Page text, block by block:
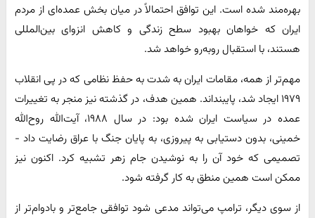
بهره‌مند شده است. این توافق احتمالاً در میان بخش عمده‌ای از مردم
ایران که خواهان بهبود سطح زندگی و کاهش انزوای بین‌المللی
هستند، با استقبال روبه‌رو خواهد شد.
مهم‌تر از همه، مقامات ایران به شدت به حفظ نظامی که در پی انقلاب
۱۹۷۹ ایجاد شد، پایبنداند. همین هدف، در گذشته نیز منجر به تغییرات
عمده در سیاست ایران شده بود: در سال ۱۹۸۸، آیت‌الله روح‌الله
خمینی، بدون دستیابی به پیروزی، به پایان جنگ با عراق رضایت داد -
تصمیمی که خود آن را به نوشیدن جام زهر تشبیه کرد. اکنون نیز
ممکن است همین منطق به کار گرفته شود.
از سوی دیگر، ترامپ می‌تواند مدعی شود توافقی جامع‌تر و بادوام‌تر از